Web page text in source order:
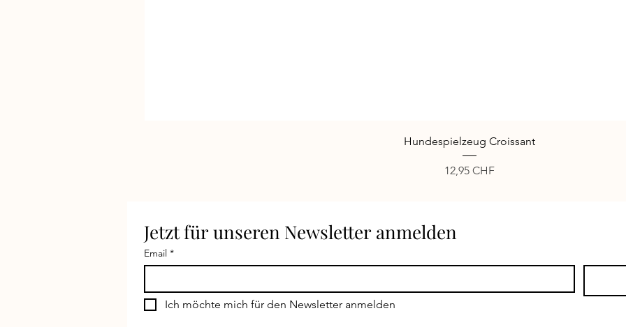
Schnellansicht
Hundespielzeug Croissant
Preis
12,95 CHF
Jetzt für unseren Newsletter anmelden
Email *
Ich möchte mich für den Newsletter anmelden